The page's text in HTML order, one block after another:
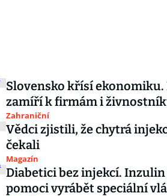
Slovensko křísí
zamíří k firmám i
Zahraniční
Vědci zjistili, že chytrá
čekali
Magazín
Diabetici bez injekcí.
pomoci vyrábět speciální